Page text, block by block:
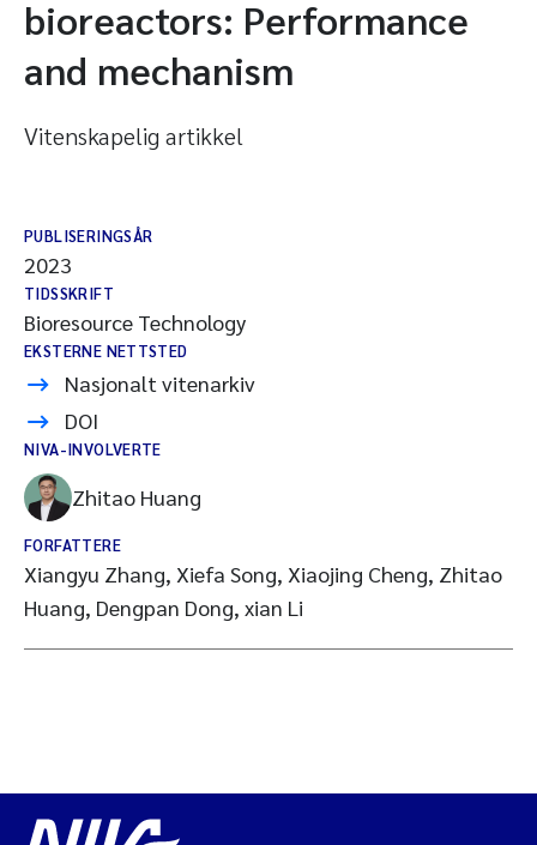
bioreactors: Performance
and mechanism
Vitenskapelig artikkel
PUBLISERINGSÅR
2023
TIDSSKRIFT
Bioresource Technology
EKSTERNE NETTSTED
Nasjonalt vitenarkiv
DOI
NIVA-INVOLVERTE
Zhitao Huang
FORFATTERE
Xiangyu Zhang, Xiefa Song, Xiaojing Cheng, Zhitao
Huang, Dengpan Dong, xian Li